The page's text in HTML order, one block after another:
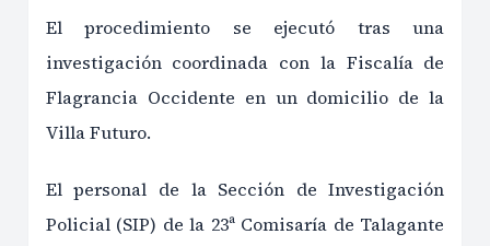
El procedimiento se ejecutó tras una
investigación coordinada con la Fiscalía de
Flagrancia Occidente en un domicilio de la
Villa Futuro.
El personal de la Sección de Investigación
Policial (SIP) de la 23ª Comisaría de Talagante